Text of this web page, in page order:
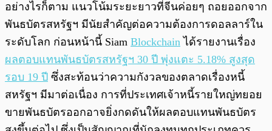
อย่างไรก็ตาม แนวโน้มระยะยาวที่จีนค่อยๆ ถอยออกจาก
พันธบัตรสหรัฐฯ มีนัยสำคัญต่อความต้องการดอลลาร์ใน
ระดับโลก ก่อนหน้านี้ Siam Blockchain ได้รายงานเรื่อง
ผลตอบแทนพันธบัตรสหรัฐฯ 30 ปี พุ่งแตะ 5.18% สูงสุด
รอบ 19 ปี ซึ่งสะท้อนว่าความกังวลของตลาดเรื่องหนี้
สหรัฐฯ มีมาต่อเนื่อง การที่ประเทศเจ้าหนี้รายใหญ่ทยอย
ขายพันธบัตรออกอาจยิ่งกดดันให้ผลตอบแทนพันธบัตร